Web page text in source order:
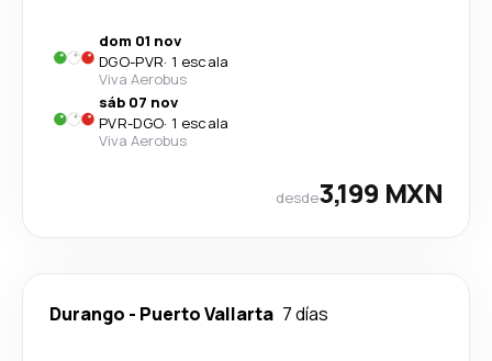
dom 01 nov
DGO-PVR· 1 escala
Viva Aerobus
sáb 07 nov
PVR-DGO· 1 escala
Viva Aerobus
desde3,199 MXN
Durango - Puerto Vallarta 7 días